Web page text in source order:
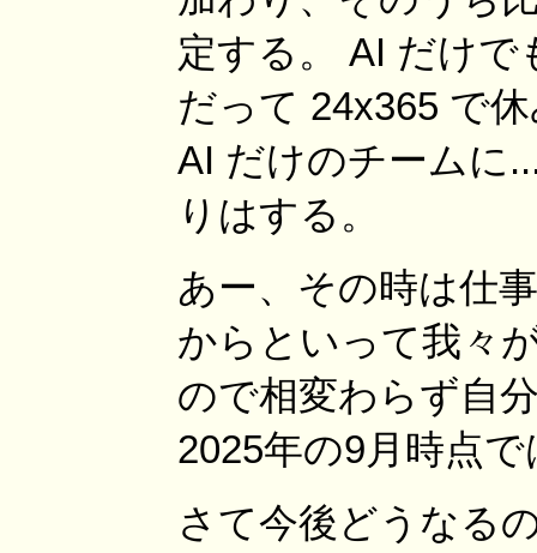
定する。 AI だけ
だって 24x365 で
AI だけのチームに
りはする。
あー、その時は仕
からといって我々
ので相変わらず自
2025年の9月時点
さて今後どうなる